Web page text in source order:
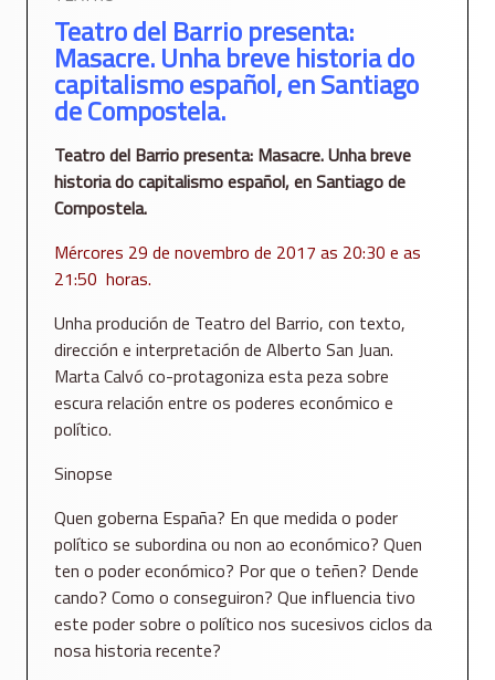
Teatro del Barrio presenta:
Masacre. Unha breve historia do
capitalismo español, en Santiago
de Compostela.
Teatro del Barrio presenta: Masacre. Unha breve
historia do capitalismo español, en Santiago de
Compostela.
Mércores 29 de novembro de 2017 as 20:30 e as
21:50 horas.
Unha produción de Teatro del Barrio, con texto,
dirección e interpretación de Alberto San Juan.
Marta Calvó co-protagoniza esta peza sobre
escura relación entre os poderes económico e
político.
Sinopse
Quen goberna España? En que medida o poder
político se subordina ou non ao económico? Quen
ten o poder económico? Por que o teñen? Dende
cando? Como o conseguiron? Que influencia tivo
este poder sobre o político nos sucesivos ciclos da
nosa historia recente?